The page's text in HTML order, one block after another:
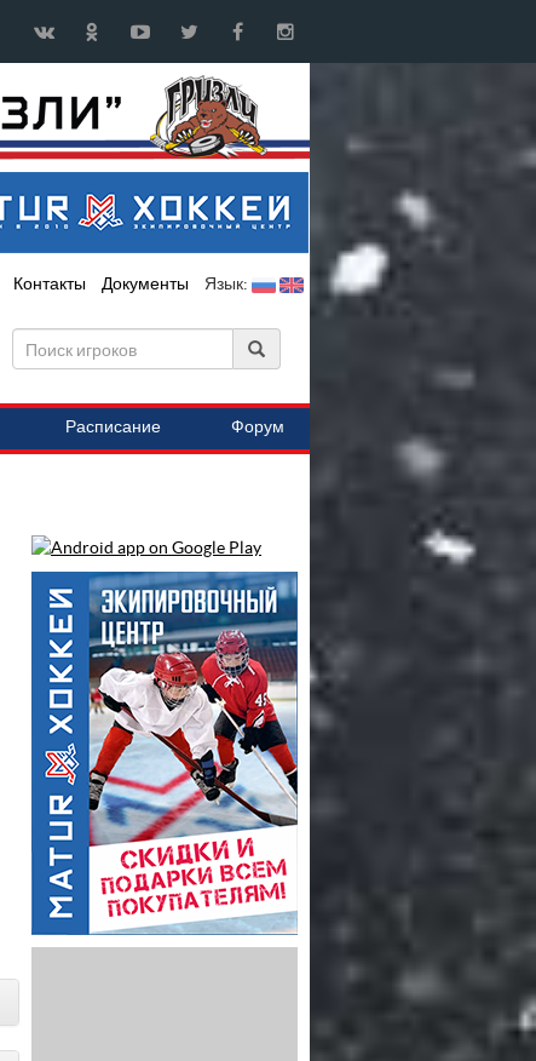
Контакты Документы Язык:
Расписание Форум